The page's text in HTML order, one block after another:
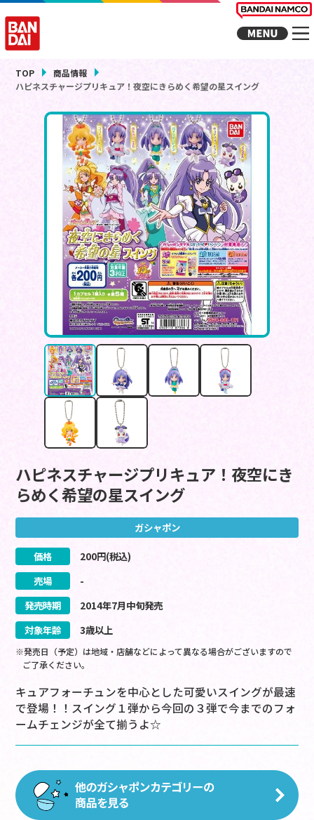
TOP
商品情報
ハピネスチャージプリキュア！夜空にきらめく希望の星スイング
ハピネスチャージプリキュア！夜空にき
らめく希望の星スイング
ガシャポン
価格 200円(税込)
売場
-
発売時期
2014年7月中旬発売
対象年齢
3歳以上
※発売日（予定）は地域・店舗などによって異なる場合がございますので
ご了承ください。
キュアフォーチュンを中心とした可愛いスイングが最速
で登場！！スイング１弾から今回の３弾で今までのフォ
ームチェンジが全て揃うよ☆